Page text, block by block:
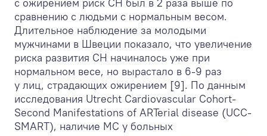
сравнению с людьми с нормальным весом.
Длительное наблюдение за молодыми
мужчинами в Швеции показало, что увеличение
риска развития СН начиналось уже при
нормальном весе, но вырастало в 6-9 раз
у лиц, страдающих ожирением [9]. По данным
исследования Utrecht Cardiovascular Cohort-
Second Manifestations of ARTerial disease (UCC-
SMART), наличие МС у больных